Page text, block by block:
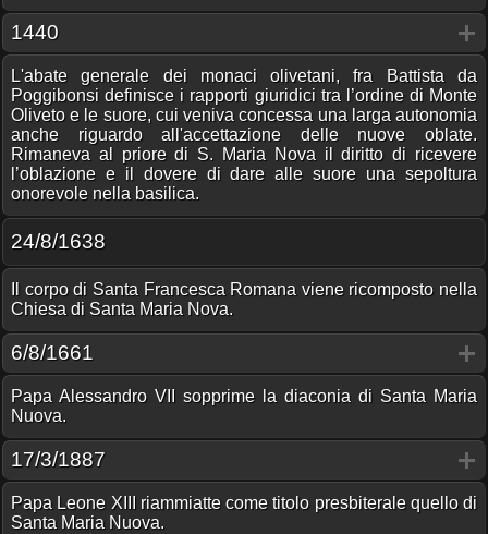
1440
L'abate generale dei monaci olivetani, fra Battista da
Poggibonsi definisce i rapporti giuridici tra l’ordine di Monte
Oliveto e le suore, cui veniva concessa una larga autonomia
anche riguardo all'accettazione delle nuove oblate.
Rimaneva al priore di S. Maria Nova il diritto di ricevere
l’oblazione e il dovere di dare alle suore una sepoltura
onorevole nella basilica.
24/8/1638
Il corpo di Santa Francesca Romana viene ricomposto nella
Chiesa di Santa Maria Nova.
6/8/1661
Papa Alessandro VII sopprime la diaconia di Santa Maria
Nuova.
17/3/1887
Papa Leone XIII riammiatte come titolo presbiterale quello di
Santa Maria Nuova.